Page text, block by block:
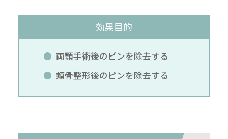
効果目的
両顎手術後のピンを除去する
頬骨整形後のピンを除去する